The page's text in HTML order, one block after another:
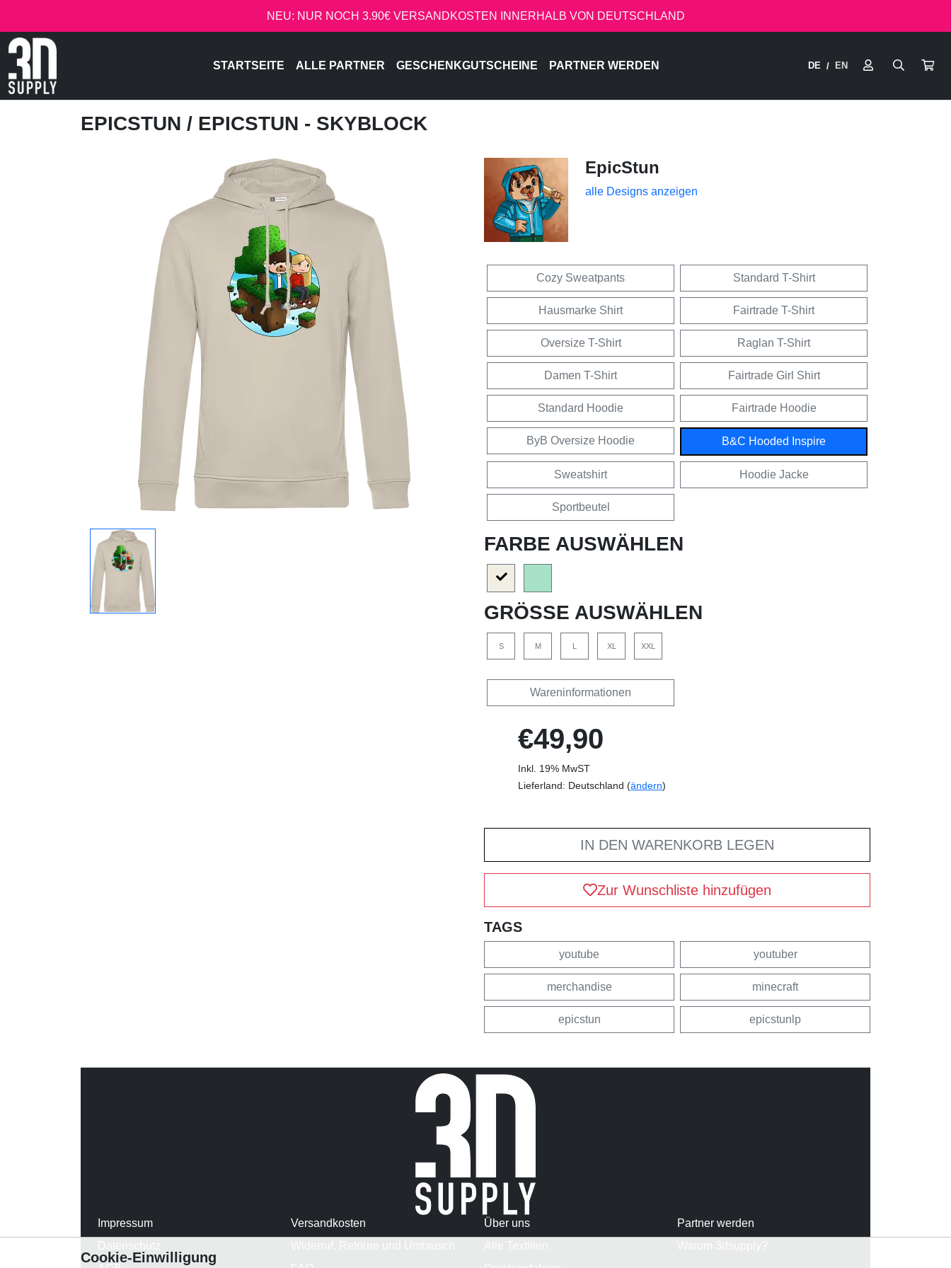
NEU: NUR NOCH 3.90€ VERSANDKOSTEN INNERHALB VON DEUTSCHLAND
STARTSEITE ALLE PARTNER GESCHENKGUTSCHEINE PARTNER WERDEN DE / EN
EPICSTUN / EPICSTUN - SKYBLOCK
EpicStun
alle Designs anzeigen
Cozy Sweatpants Standard T-Shirt
Hausmarke Shirt Fairtrade T-Shirt
Oversize T-Shirt Raglan T-Shirt
Damen T-Shirt Fairtrade Girl Shirt
Standard Hoodie Fairtrade Hoodie
ByB Oversize Hoodie B&C Hooded Inspire
Sweatshirt Hoodie Jacke
Sportbeutel
FARBE AUSWÄHLEN
GRÖSSE AUSWÄHLEN
S M L XL XXL
Wareninformationen
€49,90
Inkl. 19% MwST
Lieferland: Deutschland (ändern)
IN DEN WARENKORB LEGEN
Zur Wunschliste hinzufügen
TAGS
youtube youtuber
merchandise minecraft
epicstun epicstunlp
Impressum
Versandkosten
Über uns
Partner werden
Cookie-Einwilligung